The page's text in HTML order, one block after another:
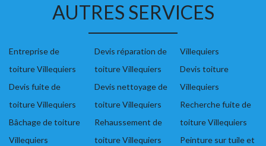
AUTRES SERVICES
Entreprise de
toiture Villequiers
Devis fuite de
toiture Villequiers
Bâchage de toiture
Villequiers
Devis réparation de
toiture Villequiers
Devis nettoyage de
toiture Villequiers
Rehaussement de
toiture Villequiers
Villequiers
Devis toiture
Villequiers
Recherche fuite de
toiture Villequiers
Peinture sur tuile et